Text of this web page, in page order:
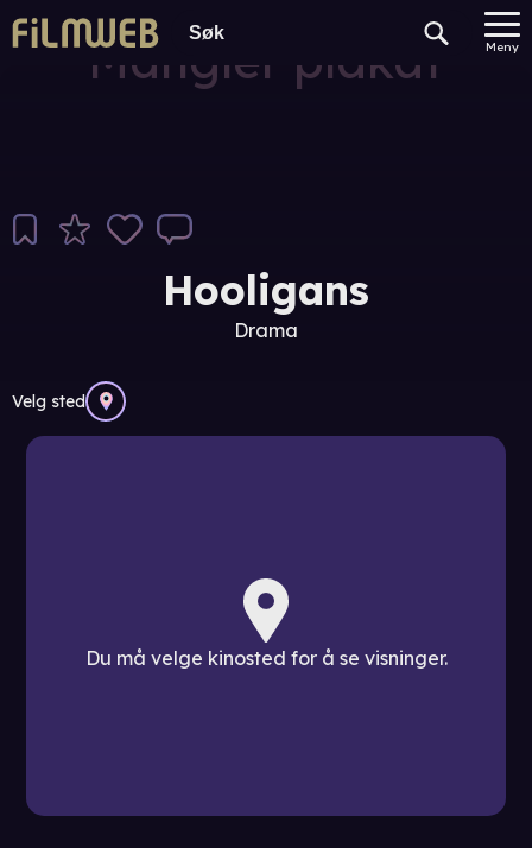
Meny
Mangler plakat
Hooligans
Drama
Velg sted
Du må velge kinosted for å se visninger.